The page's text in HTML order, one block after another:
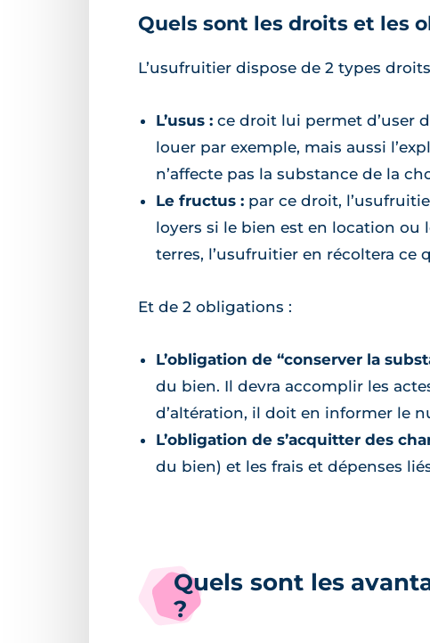
Quels sont les droits et les
L’usufruitier dispose de 2 types
L’usus : ce droit lui permet d’user
louer par exemple, mais aussi
n’affecte pas la substance de la
Le fructus : par ce droit,
loyers si le bien est en location ou
terres, l’usufruitier en récoltera ce
Et de 2 obligations :
L’obligation de “conserver la
du bien. Il devra accomplir les
d’altération, il doit en informer le
L’obligation de s’acquitter des
du bien) et les frais et dépenses
Quels sont les
?